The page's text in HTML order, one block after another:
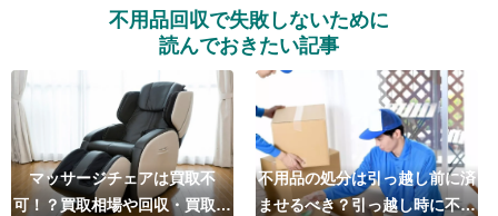
不用品回収で失敗しないために
読んでおきたい記事
マッサージチェアは買取不
可！？買取相場や回収・買取の
不用品の処分は引っ越し前に済
ませるべき？引っ越し時に不用